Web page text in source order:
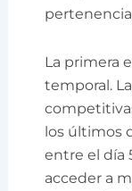
La primera
temporal.
los últimos
entre el día
acceder a